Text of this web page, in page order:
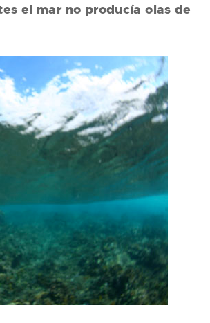
el mar no producía olas de